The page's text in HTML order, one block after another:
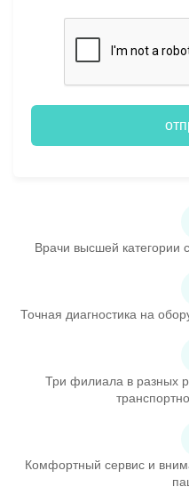
Врачи высшей категории
Точная диагностика на
Три филиала в разных
Комфортный сервис и